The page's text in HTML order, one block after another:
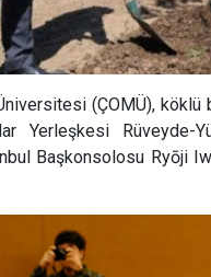
(ÇOMÜ),
Yerleşkesi Rüveyde-
Başkonsolosu Ryōji